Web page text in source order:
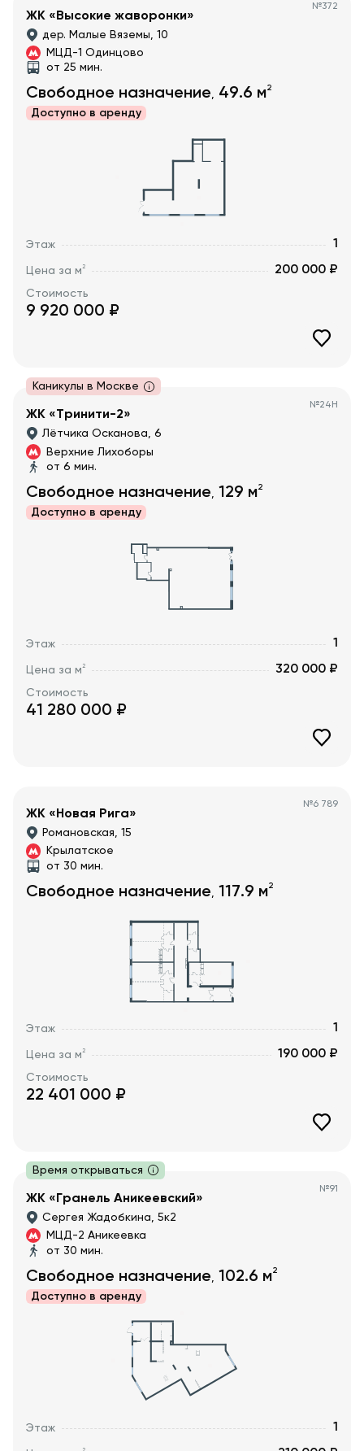
№372
ЖК «Высокие жаворонки»
дер. Малые Вяземы, 10
МЦД-1 Одинцово
от 25 мин.
Свободное назначение, 49.6 м2
Доступно в аренду
Этаж 1
Цена за м2 200 000 ₽
Стоимость
9 920 000 ₽
Каникулы в Москве
№24Н
ЖК «Тринити-2»
Лётчика Осканова, 6
Верхние Лихоборы
от 6 мин.
Свободное назначение, 129 м2
Доступно в аренду
Этаж 1
Цена за м2 320 000 ₽
Стоимость
41 280 000 ₽
№6 789
ЖК «Новая Рига»
Романовская, 15
Крылатское
от 30 мин.
Свободное назначение, 117.9 м2
Этаж 1
Цена за м2 190 000 ₽
Стоимость
22 401 000 ₽
Время открываться
№91
ЖК «Гранель Аникеевский»
Сергея Жадобкина, 5к2
МЦД-2 Аникеевка
от 30 мин.
Свободное назначение 102.6 м2
Доступно в аренду
Этаж 1